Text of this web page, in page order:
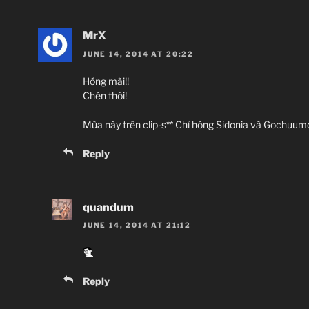
MrX
JUNE 14, 2014 AT 20:22
Hóng mãi!!
Chén thôi!
Mùa này trên clip-s** Chỉ hóng Sidonia và
Reply
quandum
JUNE 14, 2014 AT 21:12
Reply